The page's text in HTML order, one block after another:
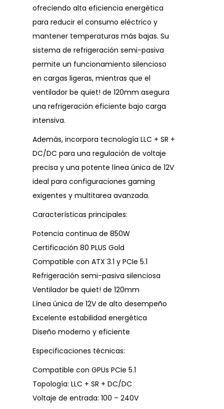
ofreciendo alta eficiencia energética
para reducir el consumo eléctrico y
mantener temperaturas más bajas. Su
sistema de refrigeración semi-pasiva
permite un funcionamiento silencioso
en cargas ligeras, mientras que el
ventilador be quiet! de 120mm asegura
una refrigeración eficiente bajo carga
intensiva.
Además, incorpora tecnología LLC + SR +
DC/DC para una regulación de voltaje
precisa y una potente línea única de 12V
ideal para configuraciones gaming
exigentes y multitarea avanzada.
Características principales:
Potencia continua de 850W
Certificación 80 PLUS Gold
Compatible con ATX 3.1 y PCIe 5.1
Refrigeración semi-pasiva silenciosa
Ventilador be quiet! de 120mm
Línea única de 12V de alto desempeño
Excelente estabilidad energética
Diseño moderno y eficiente
Especificaciones técnicas:
Compatible con GPUs PCIe 5.1
Topología: LLC + SR + DC/DC
Voltaje de entrada: 100 – 240V